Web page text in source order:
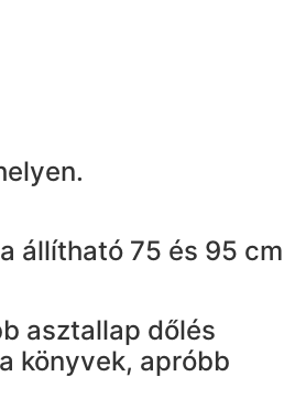
állítható 75 és 95 cm
asztallap dőlés
könyvek, apróbb